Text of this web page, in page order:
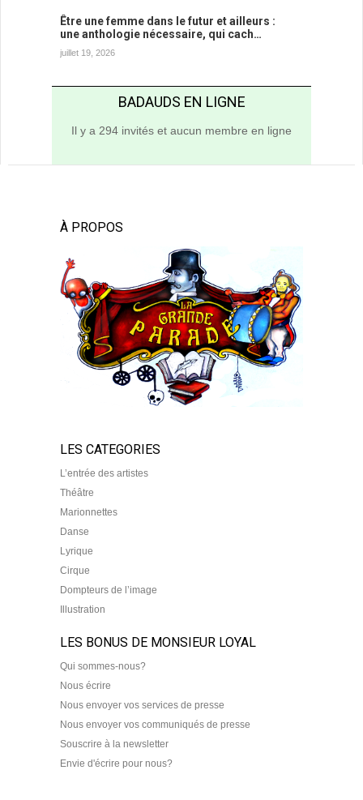
Être une femme dans le futur et ailleurs :
une anthologie nécessaire, qui cach…
juillet 19, 2026
BADAUDS EN LIGNE
Il y a 294 invités et aucun membre en ligne
À PROPOS
LES CATEGORIES
L’entrée des artistes
Théâtre
Marionnettes
Danse
Lyrique
Cirque
Dompteurs de l’image
Illustration
LES BONUS DE MONSIEUR LOYAL
Qui sommes-nous?
Nous écrire
Nous envoyer vos services de presse
Nous envoyer vos communiqués de presse
Souscrire à la newsletter
Envie d'écrire pour nous?